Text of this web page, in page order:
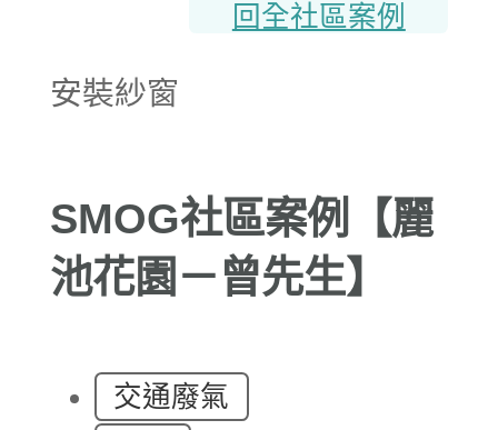
回全社區案例
安裝紗窗
SMOG社區案例【麗
池花園－曾先生】
交通廢氣